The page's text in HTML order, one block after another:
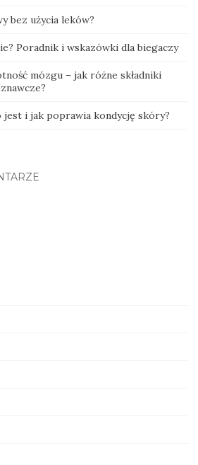
bez użycia leków?
Poradnik i wskazówki dla biegaczy
mózgu – jak różne składniki
i jak poprawia kondycję skóry?